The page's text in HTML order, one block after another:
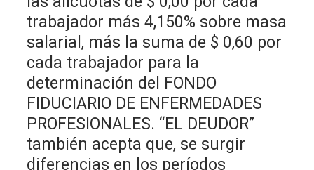
trabajador más 4,150% sobre masa
salarial, más la suma de $ 0,60 por
cada trabajador para la
determinación del FONDO
FIDUCIARIO DE ENFERMEDADES
PROFESIONALES. “EL DEUDOR”
también acepta que, se surgir
diferencias en los períodos